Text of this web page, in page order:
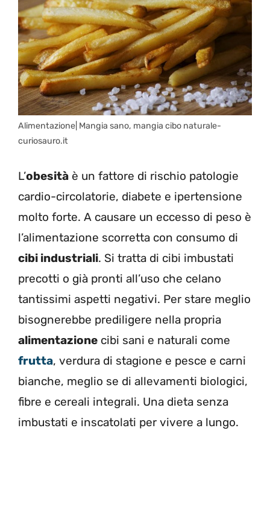
Alimentazione| Mangia sano, mangia cibo naturale-
curiosauro.it
L’obesità è un fattore di rischio patologie
cardio-circolatorie, diabete e ipertensione
molto forte. A causare un eccesso di peso è
l’alimentazione scorretta con consumo di
cibi industriali. Si tratta di cibi imbustati
precotti o già pronti all’uso che celano
tantissimi aspetti negativi. Per stare meglio
bisognerebbe prediligere nella propria
alimentazione cibi sani e naturali come
frutta, verdura di stagione e pesce e carni
bianche, meglio se di allevamenti biologici,
fibre e cereali integrali. Una dieta senza
imbustati e inscatolati per vivere a lungo.